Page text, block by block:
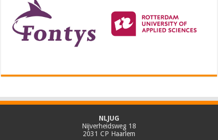
NLJUG
Nijverheidsweg 18
2031 CP Haarlem